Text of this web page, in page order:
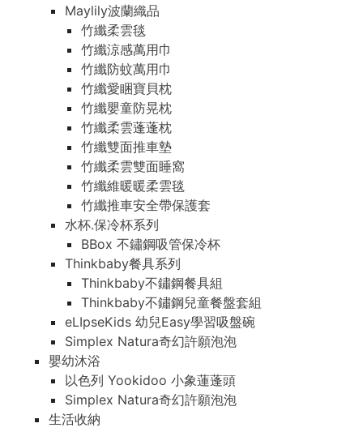
Maylily波蘭織品
竹纖柔雲毯
竹纖涼感萬用巾
竹纖防蚊萬用巾
竹纖愛睏寶貝枕
竹纖嬰童防晃枕
竹纖柔雲蓬蓬枕
竹纖雙面推車墊
竹纖柔雲雙面睡窩
竹纖維暖暖柔雲毯
竹纖推車安全帶保護套
水杯.保冷杯系列
BBox 不鏽鋼吸管保冷杯
Thinkbaby餐具系列
Thinkbaby不鏽鋼餐具組
Thinkbaby不鏽鋼兒童餐盤套組
eLIpseKids 幼兒Easy學習吸盤碗
Simplex Natura奇幻許願泡泡
嬰幼沐浴
以色列 Yookidoo 小象蓮蓬頭
Simplex Natura奇幻許願泡泡
生活收納